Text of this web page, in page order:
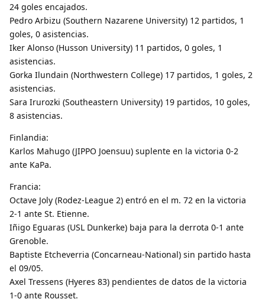
24 goles encajados.
Pedro Arbizu (Southern Nazarene University) 12 partidos, 1
goles, 0 asistencias.
Iker Alonso (Husson University) 11 partidos, 0 goles, 1
asistencias.
Gorka Ilundain (Northwestern College) 17 partidos, 1 goles, 2
asistencias.
Sara Irurozki (Southeastern University) 19 partidos, 10 goles,
8 asistencias.
Finlandia:
Karlos Mahugo (JIPPO Joensuu) suplente en la victoria 0-2
ante KaPa.
Francia:
Octave Joly (Rodez-League 2) entró en el m. 72 en la victoria
2-1 ante St. Etienne.
Iñigo Eguaras (USL Dunkerke) baja para la derrota 0-1 ante
Grenoble.
Baptiste Etcheverria (Concarneau-National) sin partido hasta
el 09/05.
Axel Tressens (Hyeres 83) pendientes de datos de la victoria
1-0 ante Rousset.